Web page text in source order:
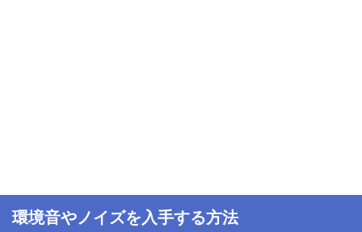
環境音やノイズを入手する方法